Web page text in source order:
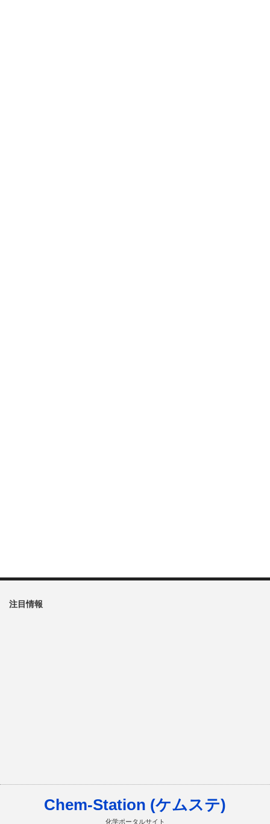
注目情報
Chem-Station (ケムステ)
化学ポータルサイト